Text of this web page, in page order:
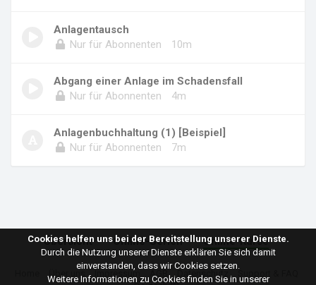
Anlagentausch
Nur für Abonnenten
10m
Abgang einer Anlage im Schadensfall
Nur für Abonnenten
4m
Anlagenbuchhaltung (1) [Beispiel]
Nur für Abonnenten
7m
Übersicht Online-Serien Online-Kurse
Impressum Datenschutz
Cookies helfen uns bei der Bereitstellung unserer Dienste.
Durch die Nutzung unserer Dienste erklären Sie sich damit
einverstanden, dass wir Cookies setzen.
Weitere Informationen zu Cookies finden Sie in unserer